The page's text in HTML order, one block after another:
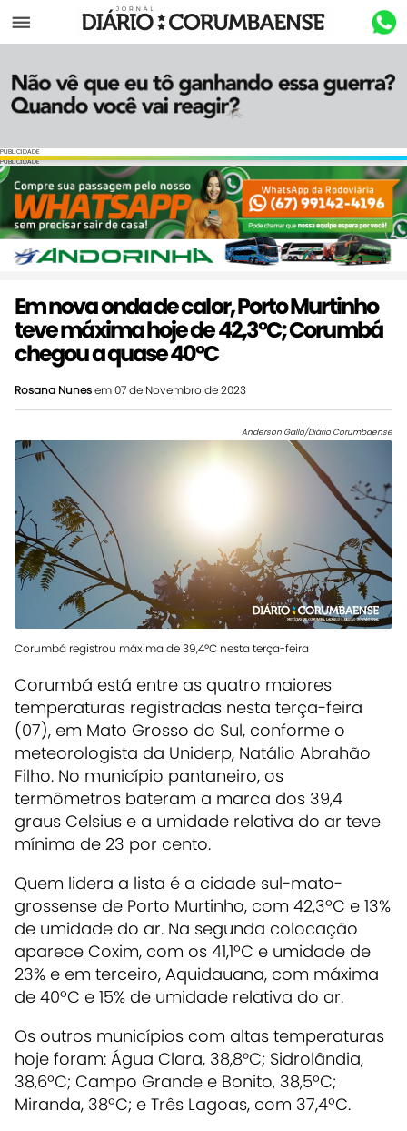
Menu
PUBLICIDADE
PUBLICIDADE
Em nova onda de calor, Porto Murtinho
teve máxima hoje de 42,3ºC; Corumbá
chegou a quase 40ºC
Rosana Nunesem 07 de Novembro de 2023
Anderson Gallo/Diário Corumbaense
Corumbá registrou máxima de 39,4ºC nesta terça-feira
Corumbá está entre as quatro maiores
temperaturas registradas nesta terça-feira
(07), em Mato Grosso do Sul, conforme o
meteorologista da Uniderp, Natálio Abrahão
Filho. No município pantaneiro, os
termômetros bateram a marca dos 39,4
graus Celsius e a umidade relativa do ar teve
mínima de 23 por cento.
Quem lidera a lista é a cidade sul-mato-
grossense de Porto Murtinho, com 42,3ºC e 13%
de umidade do ar. Na segunda colocação
aparece Coxim, com os 41,1ºC e umidade de
23% e em terceiro, Aquidauana, com máxima
de 40ºC e 15% de umidade relativa do ar.
Os outros municípios com altas temperaturas
hoje foram: Água Clara, 38,8°C; Sidrolândia,
38,6ºC; Campo Grande e Bonito, 38,5ºC;
Miranda, 38ºC; e Três Lagoas, com 37,4ºC.